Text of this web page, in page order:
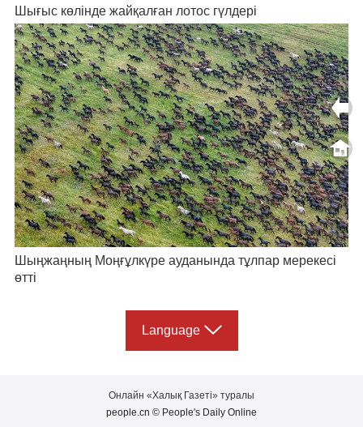
Шығыс көлінде жайқалған лотос гүлдері
Шыңжаңның Моңғұлкүре ауданында тұлпар мерекесі
өтті
Language
Онлайн «Халық Газеті» туралы
people.cn © People's Daily Online